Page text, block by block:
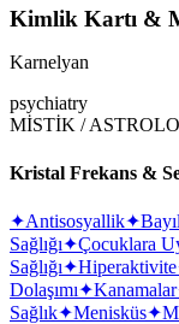
Kimlik Kartı &
Karnelyan
psychiatry
MİSTİK /
Kristal Frekans &
✦Antisosyallik✦
Sağlığı✦Çocuklara
Sağlığı✦Hiperaktivite
Dolaşımı✦Kanamalar
Sağlık✦Menisküs✦